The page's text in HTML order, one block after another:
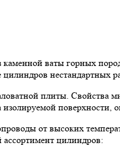
ваты горных
нестандартных
плиты. Свойства
поверхности,
от высоких
цилиндров: